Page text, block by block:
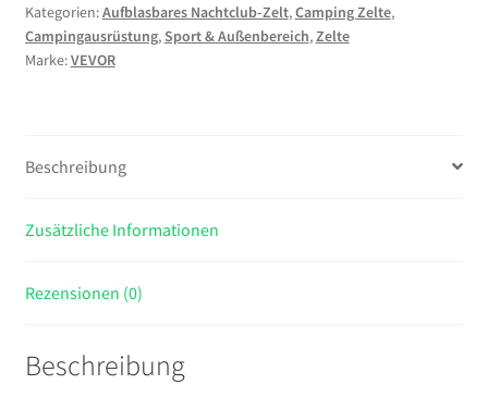
Würfelzelt
für
Disco
mit
W
Sandsack,
für
Kategorien:Aufblasbares Nachtclub-Zelt,Camping Zelte,
Campingausrüstung,Sport & Außenbereich,Zelte
Marke:VEVOR
Beschreibung
Zusätzliche Informationen
Rezensionen (0)
Beschreibung